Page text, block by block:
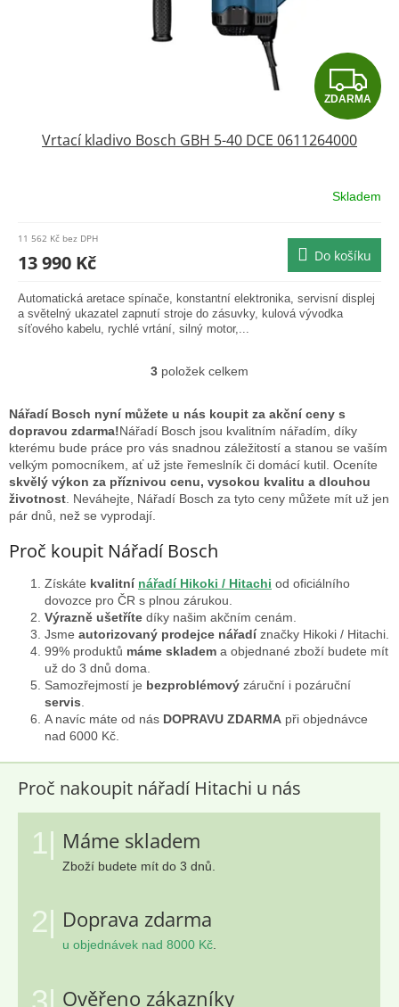
Z
D
R
M
A
ZDARMA
Vrtací kladivo Bosch GBH 5-40 DCE 0611264000
produktu
0,0
5
hvězdiček.
Skladem
11 562 Kč bez DPH
13 990 Kč Do košíku
Automatická aretace spínače, konstantní elektronika, servisní displej
a světelný ukazatel zapnutí stroje do zásuvky, kulová vývodka
síťového kabelu, rychlé vrtání, silný motor,...
O
l
á
d
a
c
í
v
k
y
v
ý
p
i
u
3 položek celkem
Nářadí Bosch nyní můžete u nás koupit za akční ceny s
dopravou zdarma!Nářadí Bosch jsou kvalitním nářadím, díky
kterému bude práce pro vás snadnou záležitostí a stanou se vaším
velkým pomocníkem, ať už jste řemeslník či domácí kutil. Oceníte
skvělý výkon za příznivou cenu, vysokou kvalitu a dlouhou
životnost . Neváhejte, Nářadí Bosch za tyto ceny můžete mít už jen
pár dnů, než se vyprodají.
Proč koupit Nářadí Bosch
Získáte kvalitní nářadí Hikoki / Hitachi od oficiálního
dovozce pro ČR s plnou zárukou.
Výrazně ušetříte díky našim akčním cenám.
Jsme autorizovaný prodejce nářadíznačky Hikoki / Hitachi.
99% produktů máme skladem a objednané zboží budete mít
už do 3 dnů doma.
Samozřejmostí je bezproblémový záruční i pozáruční
servis
A navíc máte od nás DOPRAVU ZDARMA při objednávce
nad 6000 Kč.
Proč nakoupit nářadí Hitachi u nás
1| Máme skladem
Zboží budete mít do 3 dnů.
2| Doprava zdarma
u objednávek nad 8000 Kč
3| Ověřeno zákazníky